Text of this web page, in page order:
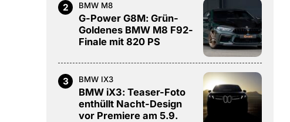
2 BMW M8
G-Power G8M: Grün-
Goldenes BMW M8 F92-
Finale mit 820 PS
3 BMW IX3
BMW iX3: Teaser-Foto
enthüllt Nacht-Design
vor Premiere am 5.9.